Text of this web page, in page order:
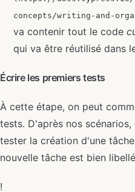
concepts/writing-and-
va contenir tout le code
qui va être réutilisé dans
Écrire les premiers tests
À cette étape, on peut
tests. D'après nos
tester la création d'une
nouvelle tâche est bien
!